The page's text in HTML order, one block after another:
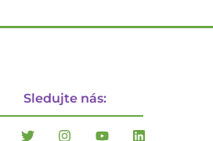
Sledujte nás: